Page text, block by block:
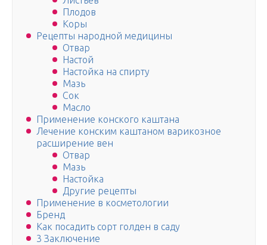
Плодов
Коры
Рецепты народной медицины
Отвар
Настой
Настойка на спирту
Мазь
Сок
Масло
Применение конского каштана
Лечение конским каштаном варикозное
расширение вен
Отвар
Мазь
Настойка
Другие рецепты
Применение в косметологии
Бренд
Как посадить сорт голден в саду
3 Заключение